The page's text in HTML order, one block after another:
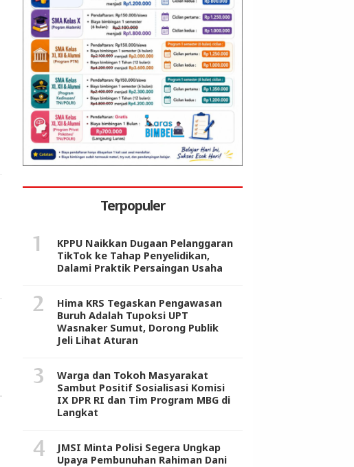
Terpopuler
KPPU Naikkan Dugaan Pelanggaran
TikTok ke Tahap Penyelidikan,
Dalami Praktik Persaingan Usaha
Hima KRS Tegaskan Pengawasan
Buruh Adalah Tupoksi UPT
Wasnaker Sumut, Dorong Publik
Jeli Lihat Aturan
Warga dan Tokoh Masyarakat
Sambut Positif Sosialisasi Komisi
IX DPR RI dan Tim Program MBG di
Langkat
JMSI Minta Polisi Segera Ungkap
Upaya Pembunuhan Rahiman Dani